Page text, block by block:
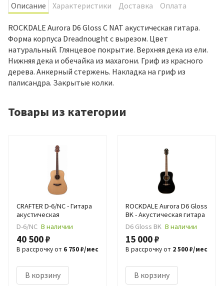
Oписание Характеристики Доставка Оплата
ROCKDALE Aurora D6 Gloss C NAT акустическая гитара.
Форма корпуса Dreadnought с вырезом. Цвет
натуральный. Глянцевое покрытие. Верхняя дека из ели.
Нижняя дека и обечайка из махагони. Гриф из красного
дерева. Анкерный стержень. Накладка на гриф из
палисандра. Закрытые колки.
Товары из категории
CRAFTER D-6/NC - Гитара
акустическая
D-6/NC В наличии
40 500 ₽
В рассрочку от 6 750 ₽/мес
В корзину
ROCKDALE Aurora D6 Gloss
BK - Акустическая гитара
D6 Gloss BK В наличии
15 000 ₽
В рассрочку от 2 500 ₽/мес
В корзину